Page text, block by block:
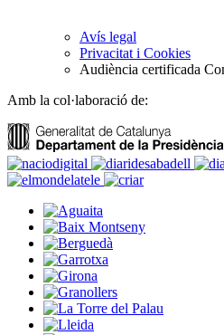
Avís legal
Privacitat i Cookies
Audiència certificada
Amb la col·laboració de: